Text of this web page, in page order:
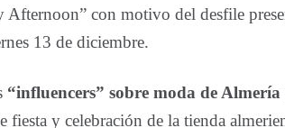
con motivo del desfile
13 de diciembre.
“influencers” sobre moda de Almería
fiesta y celebración de la tienda